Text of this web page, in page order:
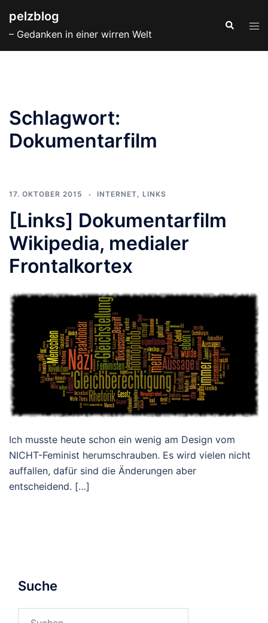
Inhalt
springen
pelzblog
– Gedanken in einer wirren Welt
Suche
Schlagwort:
Dokumentarfilm
17. OKTOBER 2015 INTERNET, LINKS
[Links] Dokumentarfilm
Wikipedia, medialer
Frontalkortex
Ich musste heute schon ein wenig am Design vom
NICHT-Feminist herumschrauben. Es wird vielen nicht
auffallen, dafür sind die Änderungen aber
entscheidend. […]
Suche